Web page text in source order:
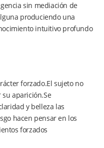
sin mediación de
produciendo una
intuitivo profundo
forzado.El sujeto no
aparición.Se
y belleza las
hacen pensar en los
forzados